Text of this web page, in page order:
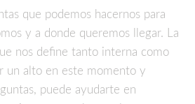
que podemos hacernos para
y a donde queremos llegar. La
nos define tanto interna como
un alto en este momento y
puede ayudarte en